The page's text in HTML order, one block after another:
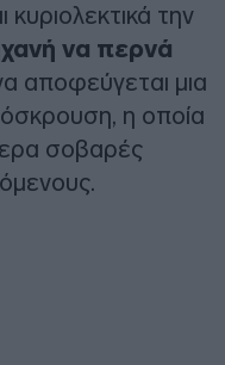
την
να περνά
αποφεύγεται μια
η οποία
σοβαρές